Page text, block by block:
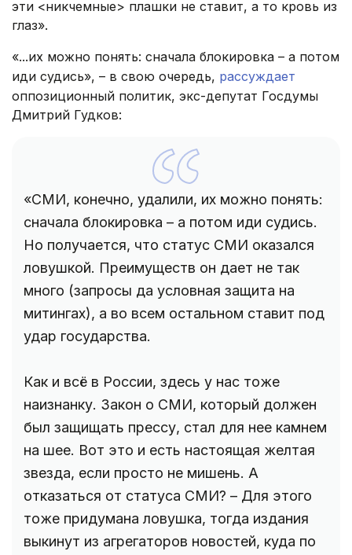
эти <никчемные> плашки не ставит, а то кровь из
глаз».
«...их можно понять: сначала блокировка – а потом
иди судись», – в свою очередь, рассуждает
оппозиционный политик, экс-депутат Госдумы
Дмитрий Гудков:
«СМИ, конечно, удалили, их можно понять:
сначала блокировка – а потом иди судись.
Но получается, что статус СМИ оказался
ловушкой. Преимуществ он дает не так
много (запросы да условная защита на
митингах), а во всем остальном ставит под
удар государства.
Как и всё в России, здесь у нас тоже
наизнанку. Закон о СМИ, который должен
был защищать прессу, стал для нее камнем
на шее. Вот это и есть настоящая желтая
звезда, если просто не мишень. А
отказаться от статуса СМИ? – Для этого
тоже придумана ловушка, тогда издания
выкинут из агрегаторов новостей, куда по